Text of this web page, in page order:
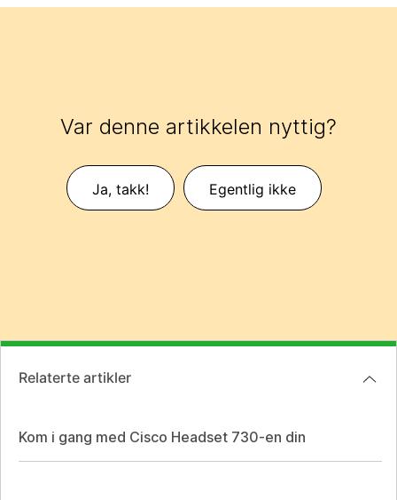
Var denne artikkelen nyttig?
Ja, takk! Egentlig ikke
Relaterte artikler
Kom i gang med Cisco Headset 730-en din